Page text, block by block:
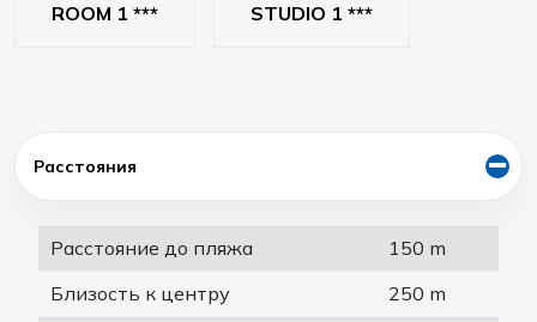
ROOM 1 *** STUDIO 1 ***
Расстояния
Расстояние до пляжа
150 m
Близость к центру
250 m